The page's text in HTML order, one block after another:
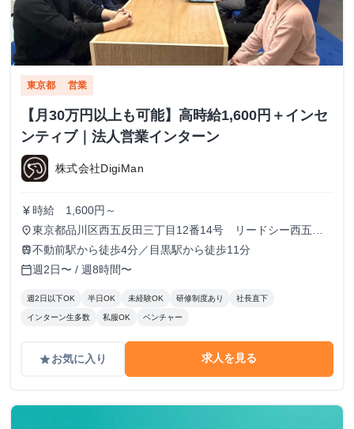
東京都 営業
【月30万円以上も可能】高時給1,600円＋インセ
ンティブ｜法人営業インターン
株式会社DigiMan
currency_yen 時給 1,600円～
place東京都品川区西五反田三丁目12番14号 リードシー西五反
田ビル7-8階（受付8階）
train不動前駅から徒歩4分／目黒駅から徒歩11分
calendar_today週2日〜 / 週8時間〜
週2日以下OK 半日OK 未経験OK 研修制度あり 社長直下
インターン生多数 私服OK ベンチャー
gradeお気に入り 求人を見る